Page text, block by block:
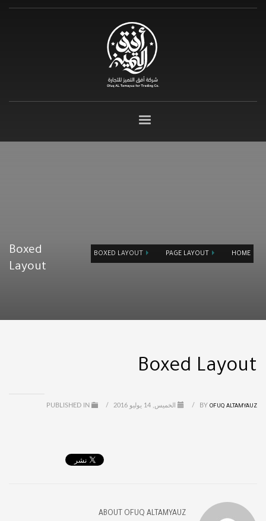
HOME
PAGE LAYOUT
BOXED LAYOUT
Boxed
Layout
Boxed Layout
BY OFUQ ALTAMYAUZ
/ الخميس, 14 يوليو 2016 /
ABOUT OFUQ ALTAMYAUZ